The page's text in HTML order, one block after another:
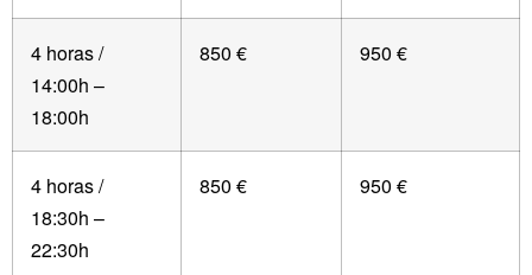
4 horas /
14:00h –
18:00h
850 € 950 €
4 horas /
18:30h –
22:30h
850 € 950 €